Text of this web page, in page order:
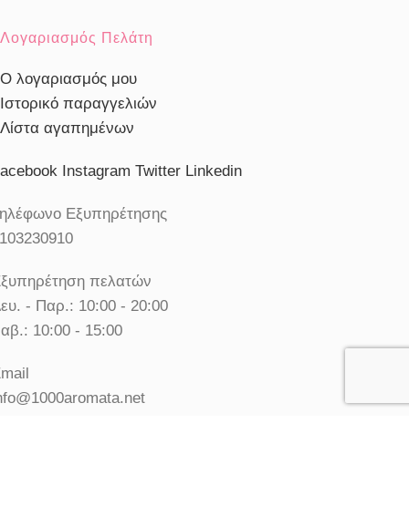
Λογαριασμός Πελάτη
Ο λογαριασμός μου
Ιστορικό παραγγελιών
Λίστα αγαπημένων
Instagram Twitter Linkedin
Εξυπηρέτησης
πελατών
- Παρ.: 10:00 - 20:00
10:00 - 15:00